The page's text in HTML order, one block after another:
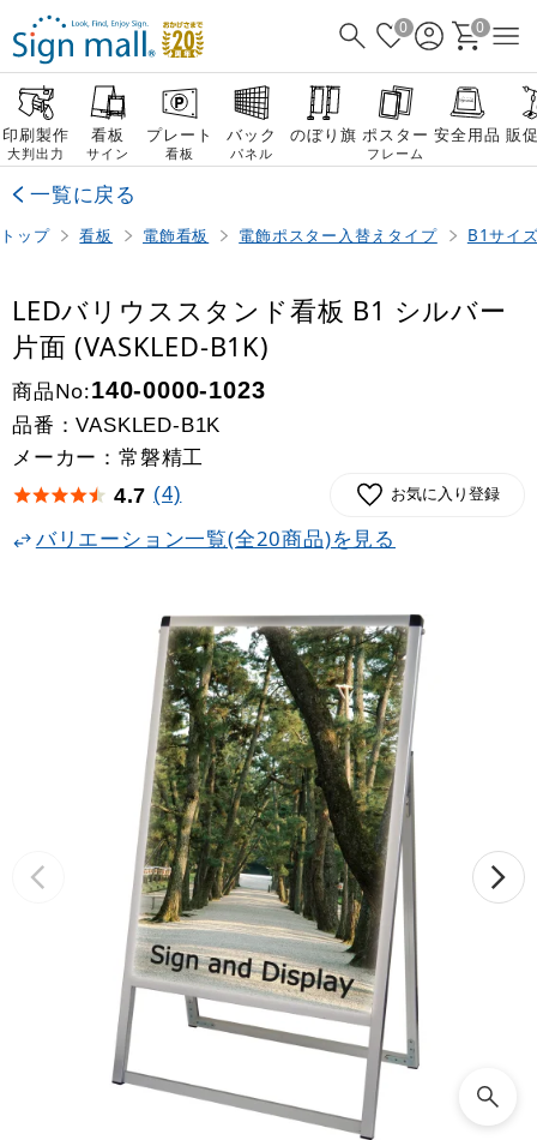
0 0
印刷製作
大判出力
看板
サイン
プレート
看板
バック
パネル
のぼり旗 ポスター
フレーム
安全用品 販
一覧に戻る
トップ 看板 電飾看板 電飾ポスター入替えタイプ B1サイ
LEDバリウススタンド看板 B1 シルバー
片面 (VASKLED-B1K)
商品No:140-0000-1023
品番：VASKLED-B1K
メーカー：常磐精工
4.7 (4) お気に入り登録
バリエーション一覧(全20商品)を見る